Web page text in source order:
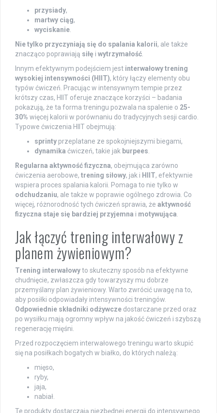
przysiady,
martwy ciąg,
wyciskanie
Nie tylko przyczyniają się do spalania kalorii, ale także
znacząco poprawiają siłę i wytrzymałość
Innym efektywnym podejściem jest interwałowy trening
wysokiej intensywności (HIIT), który łączy elementy obu
typów ćwiczeń. Pracując w intensywnym tempie przez
krótszy czas, HIIT oferuje znaczące korzyści – badania
pokazują, że ta forma treningu pozwala na spalenie o 25-
30% więcej kalorii w porównaniu do tradycyjnych sesji cardio.
Typowe ćwiczenia HIIT obejmują:
sprinty przeplatane ze spokojniejszymi biegami,
dynamika ćwiczeń, takie jak burpees
Regularna aktywność fizyczna, obejmująca zarówno
ćwiczenia aerobowe, trening siłowy, jak i HIIT, efektywnie
wspiera proces spalania kalorii. Pomaga to nie tylko w
odchudzaniu, ale także w poprawie ogólnego zdrowia. Co
więcej, różnorodność tych ćwiczeń sprawia, że aktywność
fizyczna staje się bardziej przyjemna i motywująca
Jak łączyć trening interwałowy z
planem żywieniowym?
Trening interwałowyto skuteczny sposób na efektywne
chudnięcie, zwłaszcza gdy towarzyszy mu dobrze
przemyślany plan żywieniowy. Warto zwrócić uwagę na to,
aby posiłki odpowiadały intensywności treningów.
Odpowiednie składniki odżywcze dostarczane przed oraz
po wysiłku mają ogromny wpływ na jakość ćwiczeń i szybszą
regenerację mięśni.
Przed rozpoczęciem interwałowego treningu warto skupić
się na posiłkach bogatych w białko, do których należą:
mięso,
ryby,
jaja,
nabiał.
Te produkty dostarczają niezbędnej energii do intensywnego